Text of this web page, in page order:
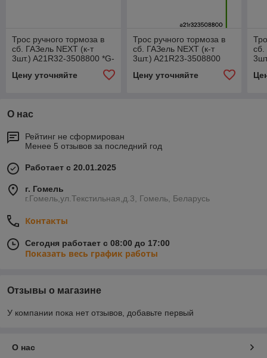
Трос ручного тормоза в
сб. ГАЗель NEXT (к-т
3шт.) A21R32-3508800 *G-
Цену уточняйте
Трос ручного тормоза в
сб. ГАЗель NEXT (к-т
3шт.) A21R23-3508800
Цену уточняйте
сб.
О нас
Рейтинг не сформирован
Менее 5 отзывов за последний год
Работает с 20.01.2025
г. Гомель
г.Гомель,ул.Текстильная,д.3, Гомель, Беларусь
Контакты
Сегодня работает с 08:00 до 17:00
Показать весь график работы
Отзывы о магазине
У компании пока нет отзывов, добавьте первый
О нас